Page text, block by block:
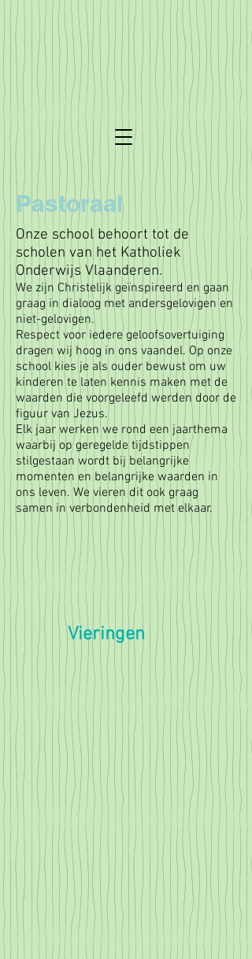
Pastoraal
Onze school behoort tot de
scholen van het Katholiek
Onderwijs Vlaanderen.
We zijn Christelijk geïnspireerd en gaan
graag in dialoog met andersgelovigen en
niet-gelovigen.
Respect voor iedere geloofsovertuiging
dragen wij hoog in ons vaandel. Op onze
school kies je als ouder bewust om uw
kinderen te laten kennis maken met de
waarden die voorgeleefd werden door de
figuur van Jezus.
Elk jaar werken we rond een jaarthema
waarbij op geregelde tijdstippen
stilgestaan wordt bij belangrijke
momenten en belangrijke waarden in
ons leven. We vieren dit ook graag
samen in verbondenheid met elkaar.
Vieringen